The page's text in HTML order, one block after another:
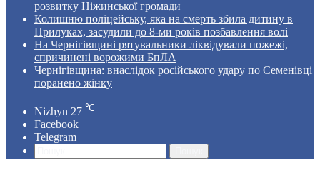
розвитку Ніжинської громади
Колишню поліцейську, яка на смерть збила дитину в
Прилуках, засудили до 8-ми років позбавлення волі
На Чернігівщині рятувальники ліквідували пожежі,
спричинені ворожими БпЛА
Чернігівщина: внаслідок російського удару по Семенівці
поранено жінку
Nizhyn 27 ℃
Facebook
Telegram